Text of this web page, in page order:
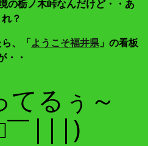
の栃ノ木峠なんだけど・・あ
れ？
、「ようこそ福井県」の看板
・・
てるぅ～
￣|||)